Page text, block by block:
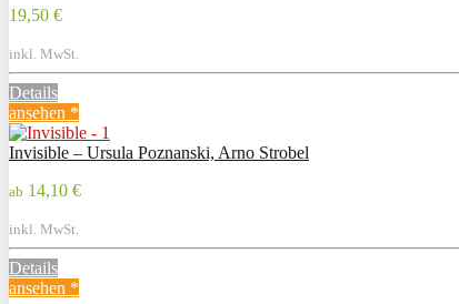
19,50 €
inkl. MwSt.
Details
ansehen *
Invisible – Ursula Poznanski, Arno Strobel
ab 14,10 €
inkl. MwSt.
Details
ansehen *